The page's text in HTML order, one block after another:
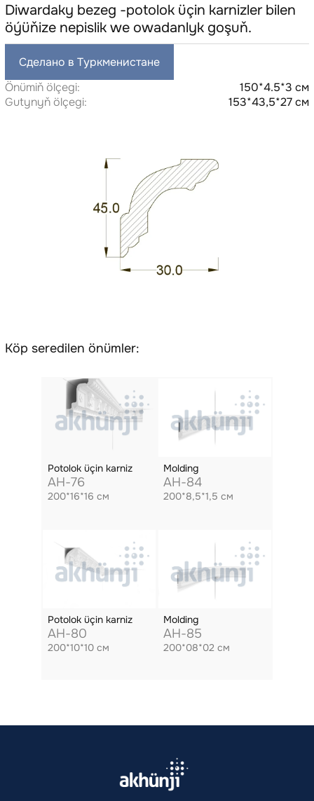
Diwardaky bezeg -potolok üçin karnizler bilen
öýüňize nepislik we owadanlyk goşuň.
Сделано в Туркменистане
Önümiň ölçegi:
150*4.5*3 см
Gutynyň ölçegi:
153*43,5*27 см
Köp seredilen önümler:
Potolok üçin karniz
AH-76
200*16*16 см
Molding
AH-84
200*8,5*1,5 см
Potolok üçin karniz
AH-80
200*10*10 см
Molding
AH-85
200*08*02 см